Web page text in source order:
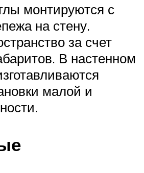
монтируются с
на стену.
за счет
В настенном
малой и